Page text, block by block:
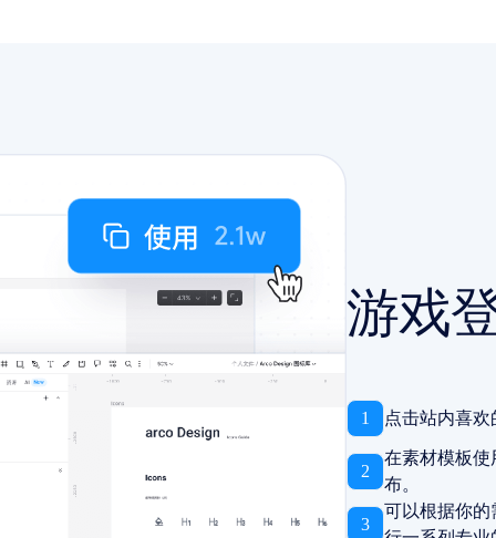
游戏
1 点击站内喜
2
在素材模板使
布。
3
可以根据你